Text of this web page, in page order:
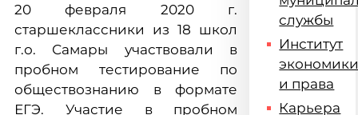
20 февраля 2020 г.
старшеклассники из 18 школ
г.о. Самары участвовали в
пробном тестирование по
обществознанию в формате
ЕГЭ. Участие в пробном
службы
Институт
и права
Карьера